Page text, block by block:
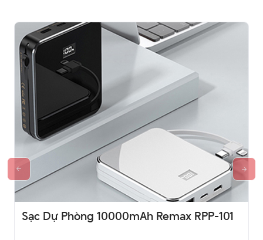
Sạc Dự Phòng 10000mAh Remax RPP-101